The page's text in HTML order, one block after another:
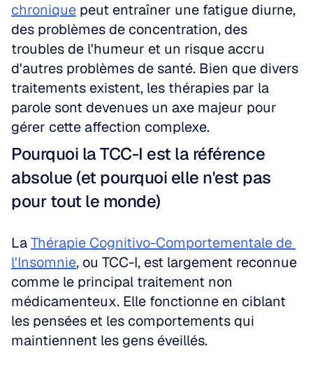
chronique peut entraîner une fatigue diurne,
des problèmes de concentration, des
troubles de l'humeur et un risque accru
d'autres problèmes de santé. Bien que divers
traitements existent, les thérapies par la
parole sont devenues un axe majeur pour
gérer cette affection complexe.
Pourquoi la TCC-I est la référence
absolue (et pourquoi elle n'est pas
pour tout le monde)
La Thérapie Cognitivo-Comportementale de
l'Insomnie, ou TCC-I, est largement reconnue
comme le principal traitement non
médicamenteux. Elle fonctionne en ciblant
les pensées et les comportements qui
maintiennent les gens éveillés.